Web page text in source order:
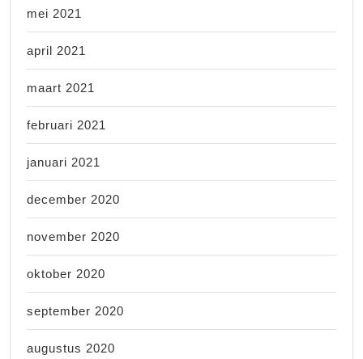
mei 2021
april 2021
maart 2021
februari 2021
januari 2021
december 2020
november 2020
oktober 2020
september 2020
augustus 2020